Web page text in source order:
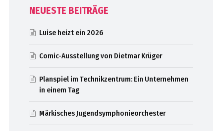
NEUESTE BEITRÄGE
Luise heizt ein 2026
Comic-Ausstellung von Dietmar Krüger
Planspiel im Technikzentrum: Ein Unternehmen
in einem Tag
Märkisches Jugendsymphonieorchester